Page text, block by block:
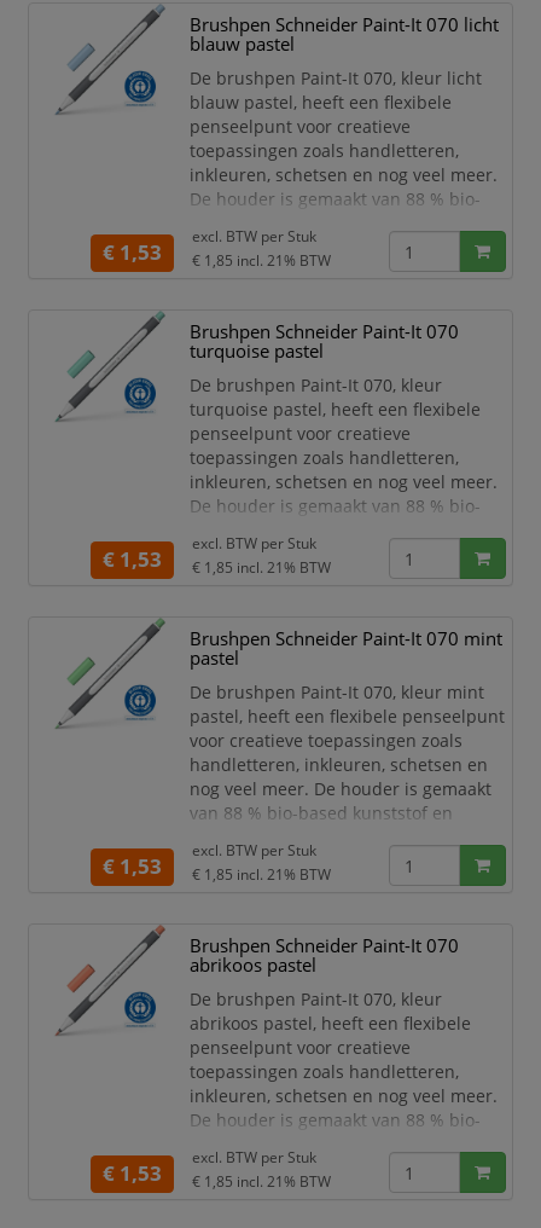
De kunststof ingekapselde punt zorgt
ervoor dat er geen ongewenste
verbuiging van de punt plaatsvind. D
Brushpen Schneider Paint-It 070 licht
blauw pastel
De brushpen Paint-It 070, kleur licht
blauw pastel, heeft een flexibele
penseelpunt voor creatieve
toepassingen zoals handletteren,
inkleuren, schetsen en nog veel meer.
De houder is gemaakt van 88 % bio-
met 's werelds bekendste
milieukeurmerk "Blauer Engel". De
variabele lijndiktes. De kunststof
ingekapselde punt zorgt ervoor dat er
geen ongewenste verbuiging van de
punt p
€ 1,53
excl. BTW per Stuk
€ 1,85 incl. 21% BTW
Brushpen Schneider Paint-It 070
turquoise pastel
De brushpen Paint-It 070, kleur
turquoise pastel, heeft een flexibele
penseelpunt voor creatieve
toepassingen zoals handletteren,
inkleuren, schetsen en nog veel meer.
De houder is gemaakt van 88 % bio-
met 's werelds bekendste
milieukeurmerk "Blauer Engel". De
variabele lijndiktes. De kunststof
ingekapselde punt zorgt ervoor dat er
geen ongewenste verbuiging van de
punt pla
€ 1,53
excl. BTW per Stuk
€ 1,85 incl. 21% BTW
Brushpen Schneider Paint-It 070 mint
pastel
De brushpen Paint-It 070, kleur mint
pastel, heeft een flexibele penseelpunt
voor creatieve toepassingen zoals
handletteren, inkleuren, schetsen en
nog veel meer. De houder is gemaakt
van 88 % bio-based kunststof en
bekendste milieukeurmerk "Blauer
Engel". De flexibele premium
De kunststof ingekapselde punt zorgt
ervoor dat er geen ongewenste
verbuiging van de punt plaatsvi
€ 1,53
excl. BTW per Stuk
€ 1,85 incl. 21% BTW
Brushpen Schneider Paint-It 070
abrikoos pastel
De brushpen Paint-It 070, kleur
abrikoos pastel, heeft een flexibele
penseelpunt voor creatieve
toepassingen zoals handletteren,
inkleuren, schetsen en nog veel meer.
De houder is gemaakt van 88 % bio-
met 's werelds bekendste
milieukeurmerk "Blauer Engel". De
€ 1,53
excl. BTW per Stuk
€ 1,85 incl. 21% BTW